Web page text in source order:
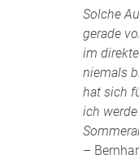
Solche
gerade
im
niemals
hat sich
ich
–